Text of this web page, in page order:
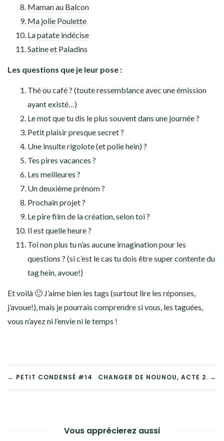
Maman au Balcon
Ma jolie Poulette
La patate indécise
Satine et Paladins
Les questions que je leur pose :
Thé ou café ? (toute ressemblance avec une émission
ayant existé…)
Le mot que tu dis le plus souvent dans une journée ?
Petit plaisir presque secret ?
Une insulte rigolote (et polie hein) ?
Tes pires vacances ?
Les meilleures ?
Un deuxième prénom ?
Prochain projet ?
Le pire film de la création, selon toi ?
Il est quelle heure ?
Toi non plus tu n’as aucune imagination pour les
questions ? (si c’est le cas tu dois être super contente du
tag hein, avoue!)
Et voilà 🙂 J’aime bien les tags (surtout lire les réponses,
j’avoue!), mais je pourrais comprendre si vous, les taguées,
vous n’ayez ni l’envie ni le temps !
← PETIT CONDENSÉ #14 CHANGER DE NOUNOU, ACTE 2. →
Vous apprécierez aussi